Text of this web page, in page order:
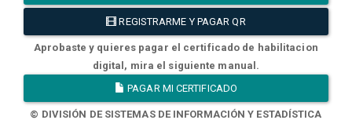
REGISTRARME Y PAGAR QR
Aprobaste y quieres pagar el certificado de habilitacion
digital, mira el siguiente manual.
PAGAR MI CERTIFICADO
© DIVISIÓN DE SISTEMAS DE INFORMACIÓN Y ESTADÍSTICA